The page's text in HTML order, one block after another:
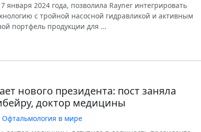
января 2024 года, позволила Rayner интегрировать
с тройной насосной гидравликой и активным
портфель продукции для …
нового президента: пост заняла
доктор медицины
Офтальмология в мире